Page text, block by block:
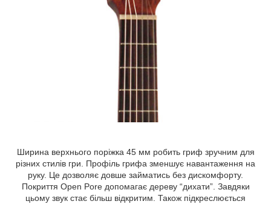
Ширина верхнього поріжка 45 мм робить гриф зручним для
різних стилів гри. Профіль грифа зменшує навантаження на
руку. Це дозволяє довше займатись без дискомфорту.
Покриття Open Pore допомагає дереву “дихати”. Завдяки
цьому звук стає більш відкритим. Також підкреслюється